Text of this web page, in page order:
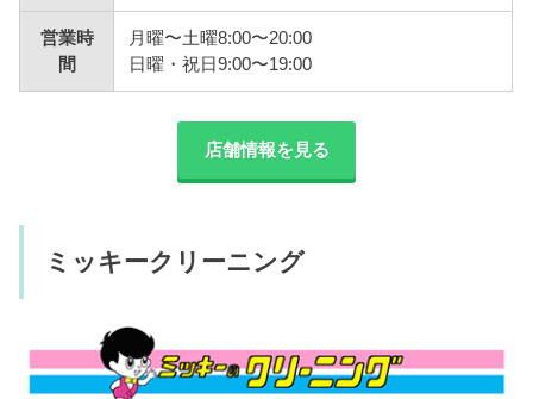
営業時
間
月曜〜土曜8:00〜20:00
日曜・祝日9:00〜19:00
店舗情報を見る
ミッキークリーニング